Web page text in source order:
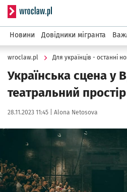
Serwis informacyjny
Новини Довідники мігранта
wroclaw.pl Для українців - останні
Українська сцена у
театральний простір
Data publikacji:
28.11.2023 11:45 | Autor:
Alona Netosova
Kliknij, aby powiększyć